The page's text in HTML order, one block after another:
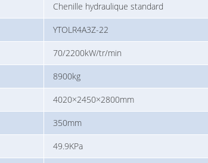
Chenille hydraulique standard
YTOLR4A3Z-22
70/2200kW/tr/min
8900kg
4020×2450×2800mm
350mm
49.9KPa